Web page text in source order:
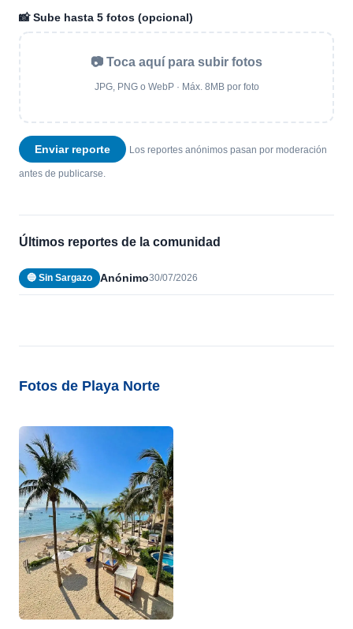
📸 Sube hasta 5 fotos (opcional)
📷 Toca aquí para subir fotos
JPG, PNG o WebP · Máx. 8MB por foto
Enviar reporte Los reportes anónimos pasan por moderación
antes de publicarse.
Últimos reportes de la comunidad
🔵 Sin Sargazo Anónimo30/07/2026
Fotos de Playa Norte